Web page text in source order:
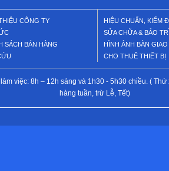
CÔNG TY
SÁCH BÁN HÀNG
HIỆU CHUẨN, KIỂM
SỬA CHỮA & BẢO
HÌNH ẢNH BÀN
CHO THUÊ THIẾT BỊ
việc: 8h – 12h sáng và 1h30 - 5h30 chiều. ( Thứ
hàng tuần, trừ Lễ, Tết)